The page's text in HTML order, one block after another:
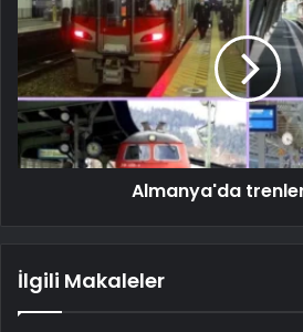
Almanya'da
İlgili Makaleler